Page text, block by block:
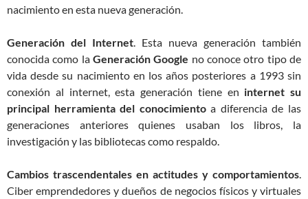
nacimiento en esta nueva generación.
Generación del Internet . Esta nueva generación también
conocida como la Generación Google no conoce otro tipo de
vida desde su nacimiento en los años posteriores a 1993 sin
conexión al internet, esta generación tiene en internet su
principal herramienta del conocimientoa diferencia de las
generaciones anteriores quienes usaban los libros, la
investigación y las bibliotecas como respaldo.
Cambios trascendentales en actitudes y comportamientos
Ciber emprendedores y dueños de negocios físicos y virtuales